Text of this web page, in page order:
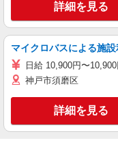
詳細を見る
マイクロバスによる施
日給 10,900円〜10,900
神戸市須磨区
詳細を見る